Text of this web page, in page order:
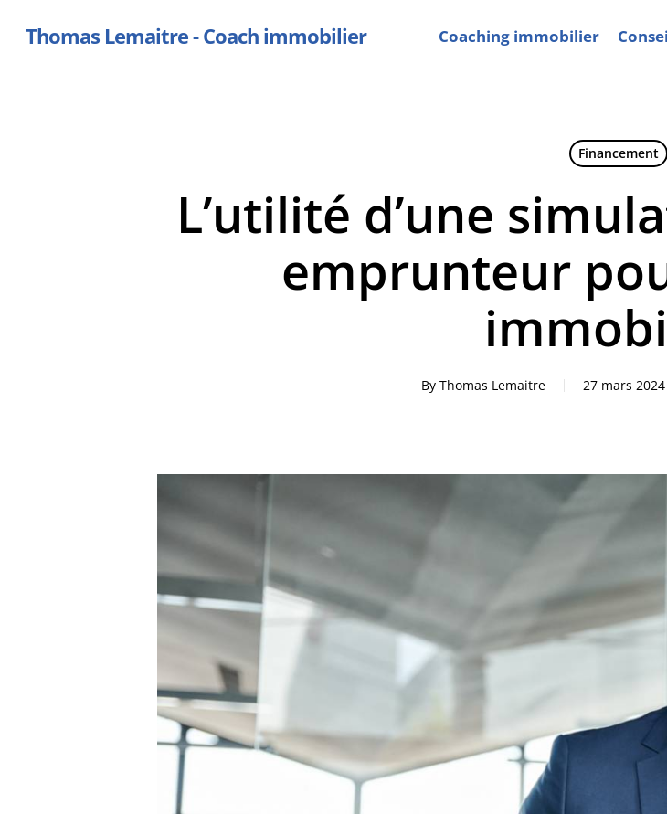
Thomas Lemaitre - Coach immobilier Coaching immobilier
Financement
L’utilité d’une
emprunteur
By Thomas Lemaitre 27 mars 2024